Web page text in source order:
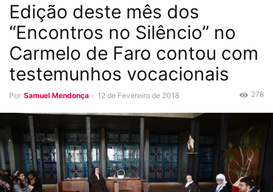
Edição deste mês dos
“Encontros no Silêncio” no
Carmelo de Faro contou com
testemunhos vocacionais
Por Samuel Mendonça - 12 de Fevereiro de 2018 278